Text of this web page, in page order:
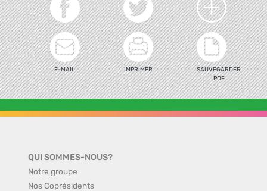
E-MAIL IMPRIMER
SAUVEGARDER
PDF
QUI SOMMES-NOUS?
Notre groupe
Nos Coprésidents